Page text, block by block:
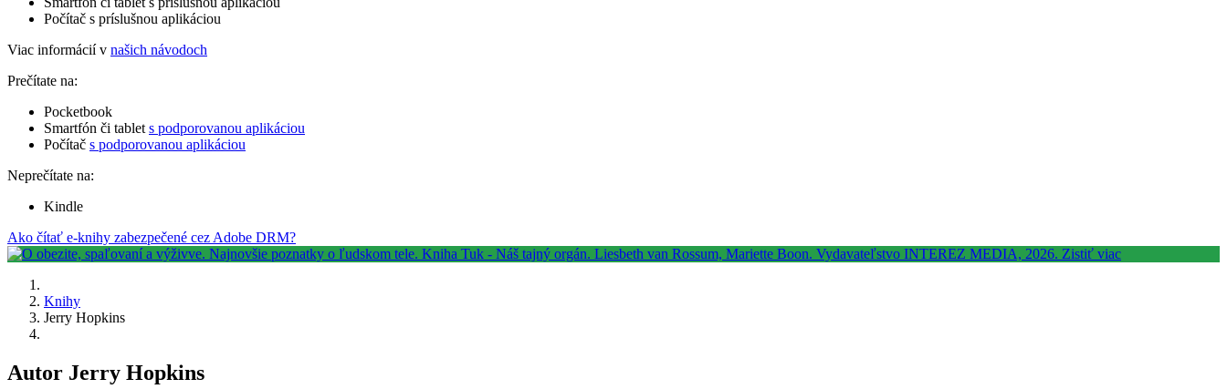
Počítač s príslušnou aplikáciou
Viac informácií v našich návodoch
Prečítate na:
Pocketbook
Smartfón či tablet s podporovanou aplikáciou
Počítač s podporovanou aplikáciou
Neprečítate na:
Kindle
Ako čítať e-knihy zabezpečené cez Adobe DRM?
Knihy
Jerry Hopkins
Autor Jerry Hopkins